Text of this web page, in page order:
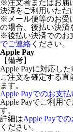
※注文者またはお届
決済をご利用いただ
※メール便等のお受
の場合、後払い決済
※後払い決済でのお
でご連絡 ください。
Apple Pay
【備考】
Apple Payに対応し
ご注文を確定する直
ます。
Apple Payでのお支
Apple Payでご利用
す。
詳細はApple Payで
ください。